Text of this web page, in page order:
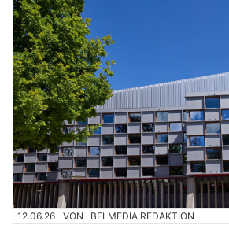
12.06.26 VON BELMEDIA REDAKTION